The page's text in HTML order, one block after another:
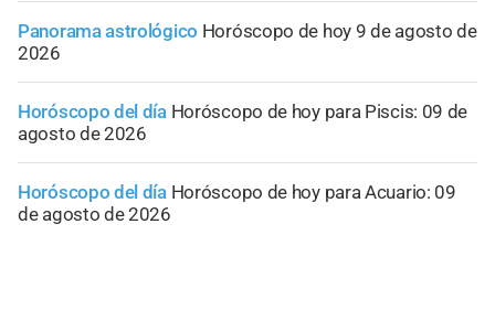
Panorama astrológico Horóscopo de hoy 9 de agosto de
2026
Horóscopo del día Horóscopo de hoy para Piscis: 09 de
agosto de 2026
Horóscopo del día Horóscopo de hoy para Acuario: 09
de agosto de 2026